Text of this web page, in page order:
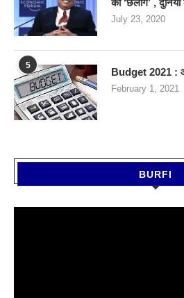
की ‘छलांग’ ,
July 23, 2020
5
Budget 2021 :
February 1, 2021
BURFI